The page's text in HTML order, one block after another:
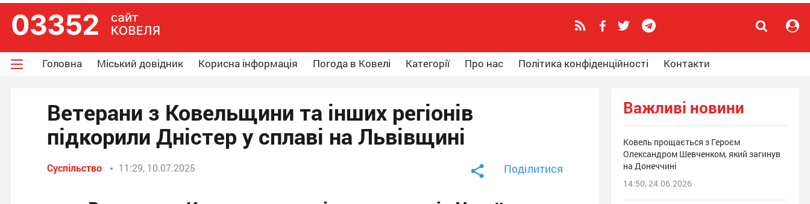
Головна Міський довідник Корисна інформація Погода в Ковелі Категорії Про нас Політика конфіденційності Контакти
Ветерани з Ковельщини та інших регіонів
підкорили Дністер у сплаві на Львівщині
Суспільство 11:29, 10.07.2025 Поділитися
Важливі новини
Ковель прощається з Героєм
Олександром Шевченком, який загинув
на Донеччині
14:50, 24.06.2026